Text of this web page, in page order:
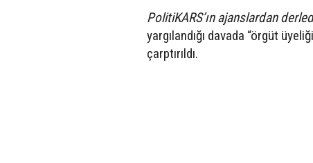
PolitiKARS’ın ajanslardan
yargılandığı davada “örgüt
çarptırıldı.